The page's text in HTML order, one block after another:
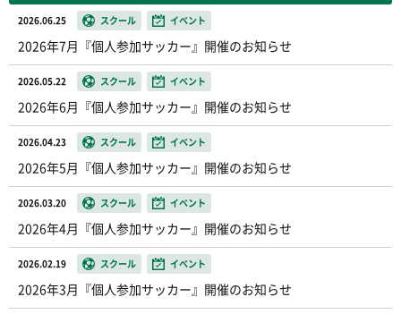
2026.06.25 スクール イベント
2026年7月『個人参加サッカー』開催のお知らせ
2026.05.22 スクール イベント
2026年6月『個人参加サッカー』開催のお知らせ
2026.04.23 スクール イベント
2026年5月『個人参加サッカー』開催のお知らせ
2026.03.20 スクール イベント
2026年4月『個人参加サッカー』開催のお知らせ
2026.02.19 スクール イベント
2026年3月『個人参加サッカー』開催のお知らせ